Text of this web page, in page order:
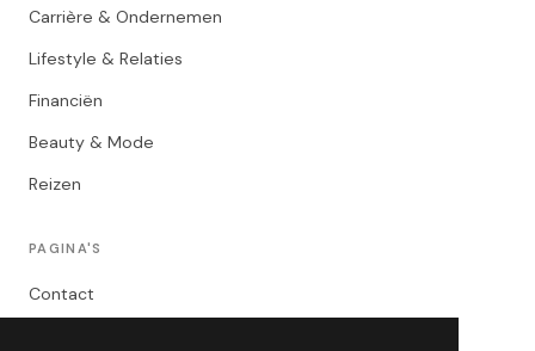
Carrière & Ondernemen
Lifestyle & Relaties
Financiën
Beauty & Mode
Reizen
PAGINA'S
Contact